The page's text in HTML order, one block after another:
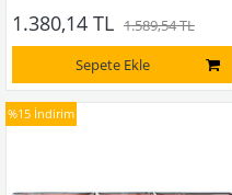
1.380,14 TL 1.589,54 TL
Sepete Ekle
%15 İndirim